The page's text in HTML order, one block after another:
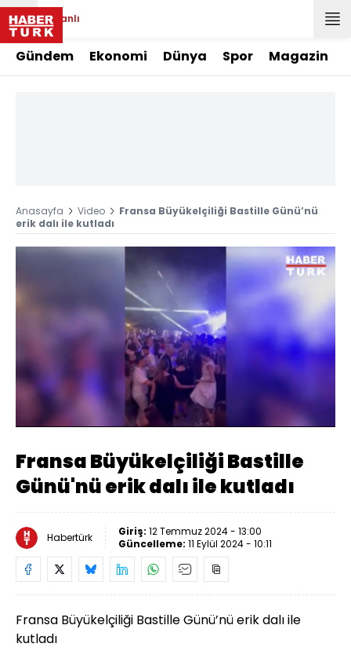
Canlı
Gündem Ekonomi Dünya Spor Magazin
Anasayfa Video
Fransa Büyükelçiliği Bastille Günü’nü
erik dalı ile kutladı
Aç
Yüklendi
100.00%
Oynatma
Hızı
Fransa Büyükelçiliği Bastille
Günü'nü erik dalı ile kutladı
Habertürk Giriş: 12 Temmuz 2024 - 13:00
Güncelleme: 11 Eylül 2024 - 10:11
Fransa Büyükelçiliği Bastille Günü’nü erik dalı ile
kutladı